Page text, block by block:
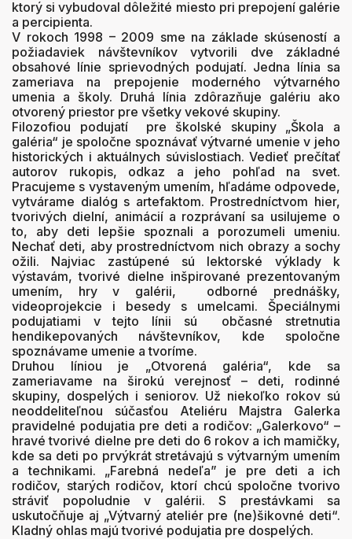
ktorý si vybudoval dôležité miesto pri prepojení galérie
a percipienta.
V rokoch 1998 – 2009 sme na základe skúseností a
požiadaviek návštevníkov vytvorili dve základné
obsahové línie sprievodných podujatí. Jedna línia sa
zameriava na prepojenie moderného výtvarného
umenia a školy. Druhá línia zdôrazňuje galériu ako
otvorený priestor pre všetky vekové skupiny.
Filozofiou podujatí pre školské skupiny „Škola a
galéria“ je spoločne spoznávať výtvarné umenie v jeho
historických i aktuálnych súvislostiach. Vedieť prečítať
autorov rukopis, odkaz a jeho pohľad na svet.
Pracujeme s vystaveným umením, hľadáme odpovede,
vytvárame dialóg s artefaktom. Prostredníctvom hier,
tvorivých dielní, animácií a rozprávaní sa usilujeme o
to, aby deti lepšie spoznali a porozumeli umeniu.
Nechať deti, aby prostredníctvom nich obrazy a sochy
ožili. Najviac zastúpené sú lektorské výklady k
výstavám, tvorivé dielne inšpirované prezentovaným
umením, hry v galérii, odborné prednášky,
videoprojekcie i besedy s umelcami. Špeciálnymi
podujatiami v tejto línii sú občasné stretnutia
hendikepovaných návštevníkov, kde spoločne
spoznávame umenie a tvoríme.
Druhou líniou je „Otvorená galéria“, kde sa
zameriavame na širokú verejnosť – deti, rodinné
skupiny, dospelých i seniorov. Už niekoľko rokov sú
neoddeliteľnou súčasťou Ateliéru Majstra Galerka
pravidelné podujatia pre deti a rodičov: „Galerkovo“ –
hravé tvorivé dielne pre deti do 6 rokov a ich mamičky,
kde sa deti po prvýkrát stretávajú s výtvarným umením
a technikami. „Farebná nedeľa” je pre deti a ich
rodičov, starých rodičov, ktorí chcú spoločne tvorivo
stráviť popoludnie v galérii. S prestávkami sa
uskutočňuje aj „Výtvarný ateliér pre (ne)šikovné deti“.
Kladný ohlas majú tvorivé podujatia pre dospelých.